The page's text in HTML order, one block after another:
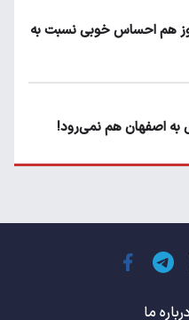
هم احساس خوبی نسبت به
به اصفهان هم نمی‌رود!
درباره ما